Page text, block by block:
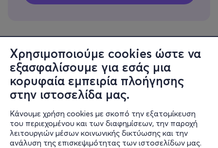
Χρησιμοποιούμε cookies ώστε να
εξασφαλίσουμε για εσάς μια
κορυφαία εμπειρία πλοήγησης
στην ιστοσελίδα μας.
Κάνουμε χρήση cookies με σκοπό την εξατομίκευση
του περιεχομένου και των διαφημίσεων, την παροχή
λειτουργιών μέσων κοινωνικής δικτύωσης και την
ανάλυση της επισκεψιμότητας των ιστοσελίδων μας.
Πληροφορίες
Υποστήριξη
Stay Connected